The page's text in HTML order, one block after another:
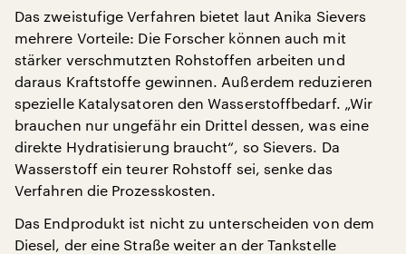
Das zweistufige Verfahren bietet laut Anika Sievers
mehrere Vorteile: Die Forscher können auch mit
stärker verschmutzten Rohstoffen arbeiten und
daraus Kraftstoffe gewinnen. Außerdem reduzieren
spezielle Katalysatoren den Wasserstoffbedarf. „Wir
brauchen nur ungefähr ein Drittel dessen, was eine
direkte Hydratisierung braucht“, so Sievers. Da
Wasserstoff ein teurer Rohstoff sei, senke das
Verfahren die Prozesskosten.
Das Endprodukt ist nicht zu unterscheiden von dem
Diesel, der eine Straße weiter an der Tankstelle